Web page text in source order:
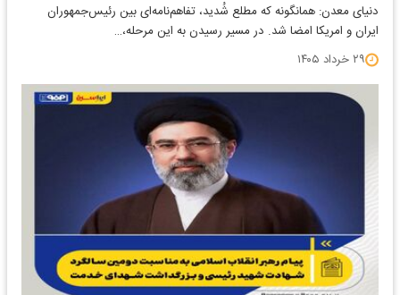
دنیای معدن: همانگونه که مطلع شُدید، تفاهم‌نامه‌ای بین رئیس‌جمهوران
ایران و امریکا امضا شد. در مسیر رسیدن به این مرحله،…
۲۹ خرداد ۱۴۰۵